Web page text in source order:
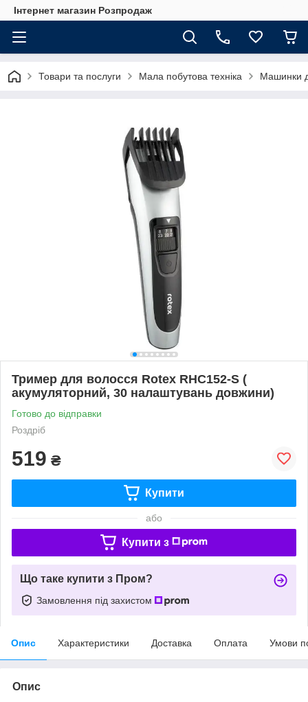
Інтернет магазин Розпродаж
Товари та послуги Мала побутова техніка Машинки
Тример для волосся Rotex RHC152-S (
акумуляторний, 30 налаштувань довжини)
Готово до відправки
Роздріб
519 ₴
Купити
або
Купити з
Що таке купити з Пром?
Замовлення під захистом
Опис Характеристики Доставка Оплата Умови
Опис